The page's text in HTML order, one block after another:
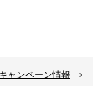
キャンペーン情報